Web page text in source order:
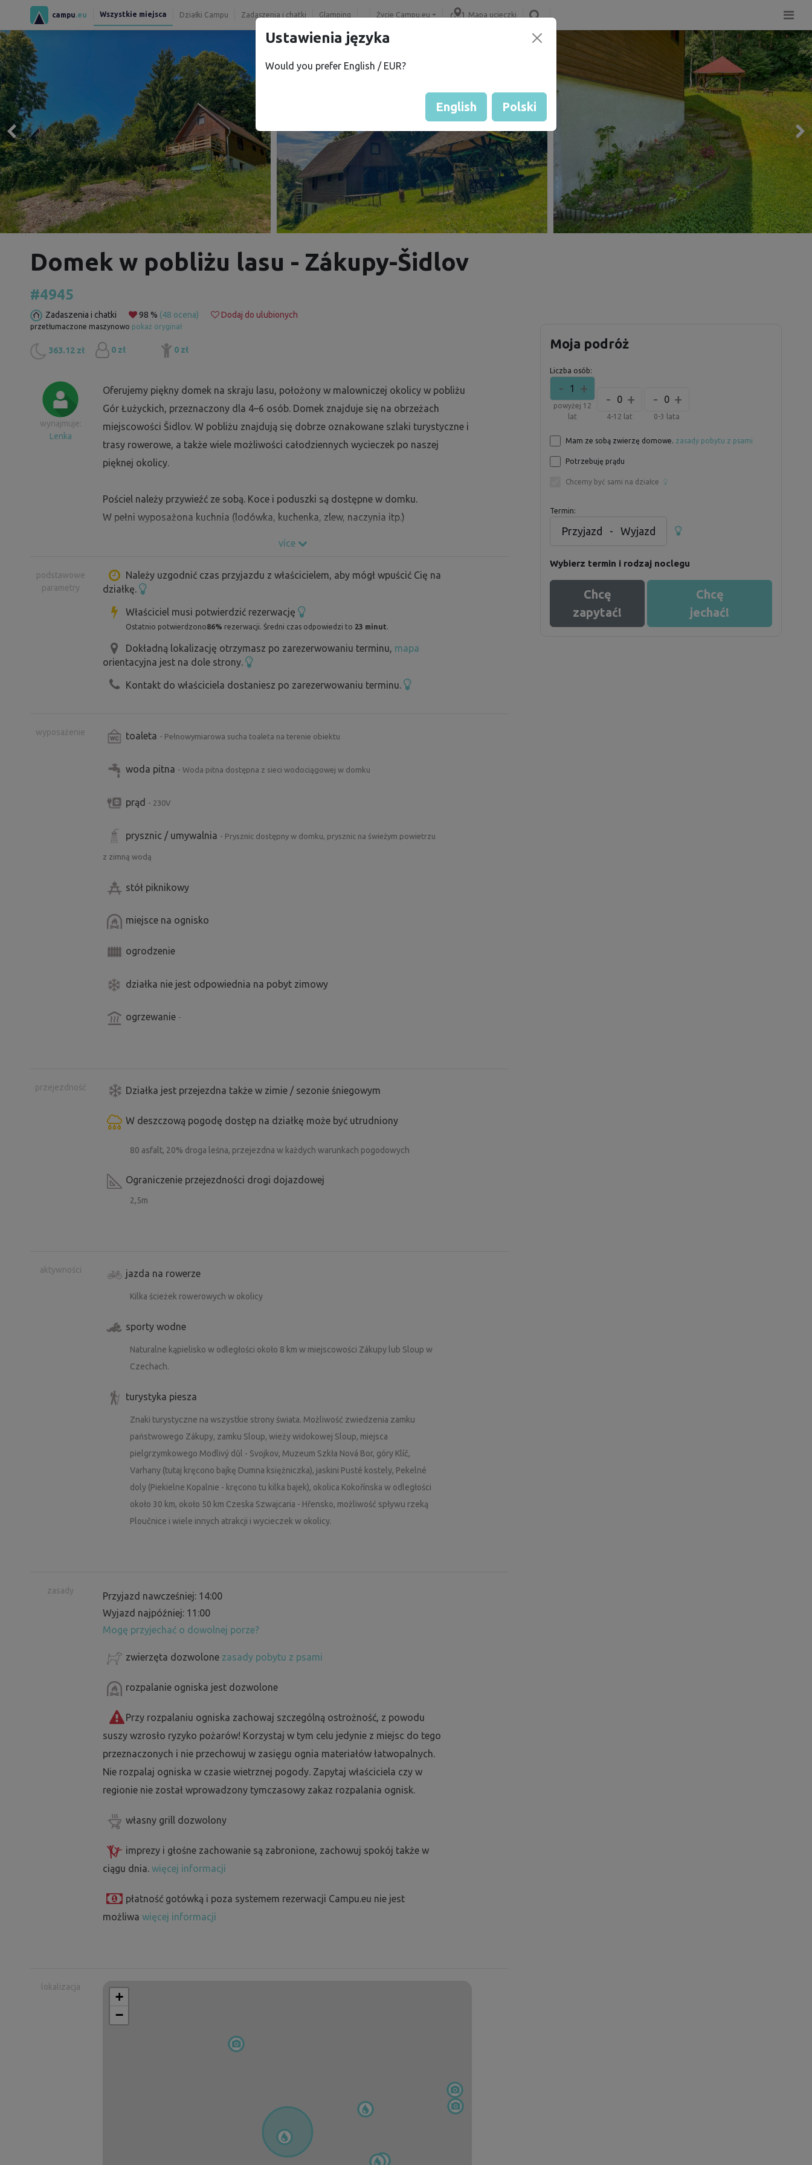
campu .eu Wszystkie miejsca Działki Campu Zadaszenia i chatki Glamping Życie Campu.eu Mapa ucieczki
Domek w pobliżu lasu - Zákupy-Šidlov
#4945
Zadaszenia i chatki 98 % (48 ocena) Dodaj do ulubionych
przetłumaczone maszynowo pokaż oryginał
363.12 zł 0 zł 0 zł
wynajmuje:
Lenka
Oferujemy piękny domek na skraju lasu, położony w malowniczej okolicy w pobliżu
Gór Łużyckich, przeznaczony dla 4–6 osób. Domek znajduje się na obrzeżach
miejscowości Šidlov. W pobliżu znajdują się dobrze oznakowane szlaki turystyczne i
trasy rowerowe, a także wiele możliwości całodziennych wycieczek po naszej
pięknej okolicy.
Pościel należy przywieźć ze sobą. Koce i poduszki są dostępne w domku.
W pełni wyposażona kuchnia (lodówka, kuchenka, zlew, naczynia itp.)
Wejście do domku znajduje się od strony lasu.
více
podstawowe
parametry
Należy uzgodnić czas przyjazdu z właścicielem, aby mógł wpuścić Cię na
działkę.
Właściciel musi potwierdzić rezerwację
Ostatnio potwierdzono86% rezerwacji. Średni czas odpowiedzi to 23 minut.
Dokładną lokalizację otrzymasz po zarezerwowaniu terminu, mapa
orientacyjna jest na dole strony.
Kontakt do właściciela dostaniesz po zarezerwowaniu terminu.
wyposażenie toaleta - Pełnowymiarowa sucha toaleta na terenie obiektu
woda pitna - Woda pitna dostępna z sieci wodociągowej w domku
prąd - 230V
prysznic / umywalnia - Prysznic dostępny w domku, prysznic na świeżym powietrzu
z zimną wodą
stół piknikowy
miejsce na ognisko
ogrodzenie
działka nie jest odpowiednia na pobyt zimowy
ogrzewanie -
przejezdność Działka jest przejezdna także w zimie / sezonie śniegowym
W deszczową pogodę dostęp na działkę może być utrudniony
80 asfalt, 20% droga leśna, przejezdna w każdych warunkach pogodowych
Ograniczenie przejezdności drogi dojazdowej
2,5m
aktywności jazda na rowerze
Kilka ścieżek rowerowych w okolicy
sporty wodne
Naturalne kąpielisko w odległości około 8 km w miejscowości Zákupy lub Sloup w
Czechach.
turystyka piesza
Znaki turystyczne na wszystkie strony świata. Możliwość zwiedzenia zamku
państwowego Zákupy, zamku Sloup, wieży widokowej Sloup, miejsca
pielgrzymkowego Modlivý důl - Svojkov, Muzeum Szkła Nová Bor, góry Klíč,
Varhany (tutaj kręcono bajkę Dumna księżniczka), jaskini Pusté kostely, Pekelné
doly (Piekielne Kopalnie - kręcono tu kilka bajek), okolica Kokořínska w odległości
około 30 km, około 50 km Czeska Szwajcaria - Hřensko, możliwość spływu rzeką
Ploučnice i wiele innych atrakcji i wycieczek w okolicy.
zasady
Przyjazd nawcześniej: 14:00
Wyjazd najpóźniej: 11:00
Mogę przyjechać o dowolnej porze?
zwierzęta dozwolone zasady pobytu z psami
rozpalanie ogniska jest dozwolone
Przy rozpalaniu ogniska zachowaj szczególną ostrożność, z powodu
suszy wzrosło ryzyko pożarów! Korzystaj w tym celu jedynie z miejsc do tego
przeznaczonych i nie przechowuj w zasięgu ognia materiałów łatwopalnych.
Nie rozpalaj ogniska w czasie wietrznej pogody. Zapytaj właściciela czy w
regionie nie został wprowadzony tymczasowy zakaz rozpalania ognisk.
własny grill dozwolony
imprezy i głośne zachowanie są zabronione, zachowuj spokój także w
ciągu dnia. więcej informacji
płatność gotówką i poza systemem rezerwacji Campu.eu nie jest
możliwa więcej informacji
lokalizacja
+
−
Moja podróż
Liczba osób:
- +
1
powyżej 12
lat
- +
0
4-12 lat
- +
0
0-3 lata
Mam ze sobą zwierzę domowe. zasady pobytu z psami
Potrzebuję prądu
Chcemy być sami na działce
Termin:
Przyjazd - Wyjazd
Wybierz termin i rodzaj noclegu
Chcę
zapytać!
Chcę
jechać!
Ustawienia języka
Would you prefer English / EUR?
English Polski